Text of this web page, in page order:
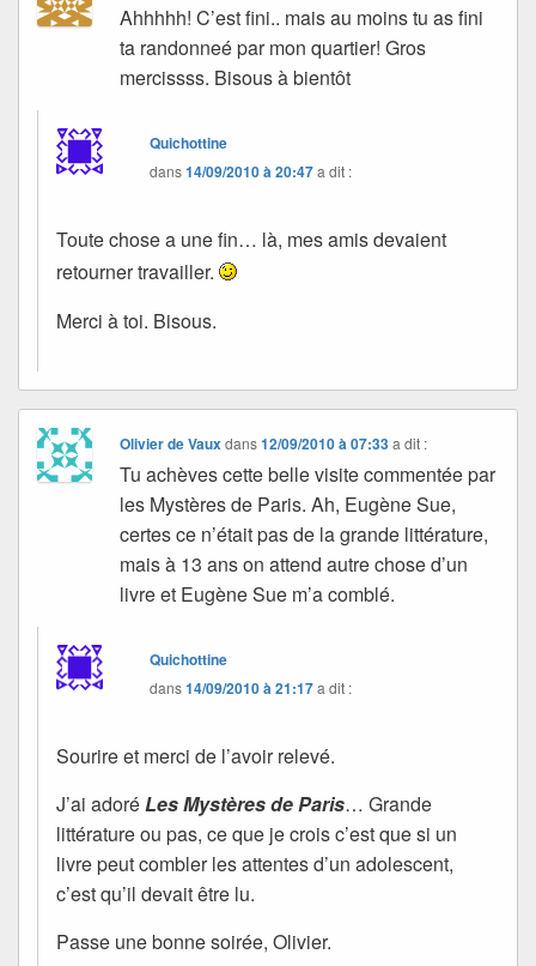
Ahhhhh! C’est fini.. mais au moins tu as fini
ta randonneé par mon quartier! Gros
mercissss. Bisous à bientôt
Quichottine
dans14/09/2010 à 20:47a dit :
Toute chose a une fin… là, mes amis devaient
retourner travailler.
Merci à toi. Bisous.
Olivier de Vauxdans12/09/2010 à 07:33 a dit :
Tu achèves cette belle visite commentée par
les Mystères de Paris. Ah, Eugène Sue,
certes ce n’était pas de la grande littérature,
mais à 13 ans on attend autre chose d’un
livre et Eugène Sue m’a comblé.
Quichottine
dans14/09/2010 à 21:17a dit :
Sourire et merci de l’avoir relevé.
J’ai adoréLes Mystères de Paris… Grande
littérature ou pas, ce que je crois c’est que si un
livre peut combler les attentes d’un adolescent,
c’est qu’il devait être lu.
Passe une bonne soirée, Olivier.